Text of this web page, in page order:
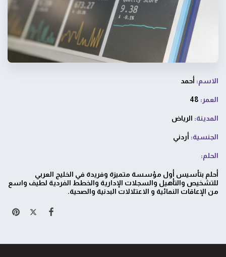
الاسم: أحمد
العمر:
المدينة: الرياض
الجنسية: أردني
الحلم:
أحلم بتأسيس أول مؤسسة متميزة وفريدة في الخليج العربي
للتشخيص والتأهيل والسجلات الإدارية والخطط الفردية لطيف واسع
من الإعاقات النمائية و الاعتلالات البدنية والصحية.